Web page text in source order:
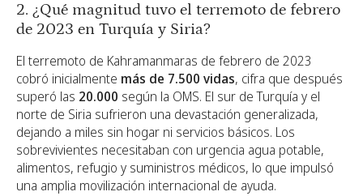
2. ¿Qué magnitud tuvo el terremoto de febrero
de 2023 en Turquía y Siria?
El terremoto de Kahramanmaras de febrero de 2023
cobró inicialmente más de 7.500 vidas, cifra que después
superó las 20.000 según la OMS. El sur de Turquía y el
norte de Siria sufrieron una devastación generalizada,
dejando a miles sin hogar ni servicios básicos. Los
sobrevivientes necesitaban con urgencia agua potable,
alimentos, refugio y suministros médicos, lo que impulsó
una amplia movilización internacional de ayuda.